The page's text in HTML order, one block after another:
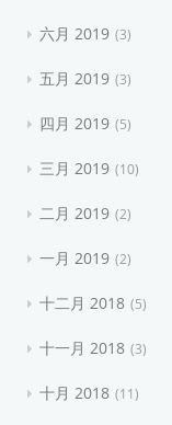
六月 2019 3
五月 2019 3
四月 2019 5
三月 2019 10
二月 2019 2
一月 2019 2
十二月 2018 5
十一月 2018 3
十月 2018 11